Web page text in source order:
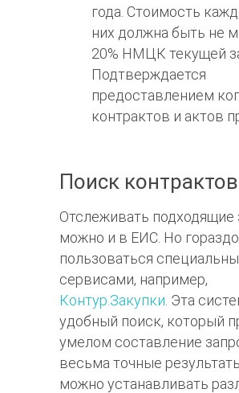
года. Стоимость
них должна быть не
20% НМЦК текущей
Подтверждается
предоставлением
контрактов и актов
Поиск контрактов
Отслеживать подходящие
можно и в ЕИС. Но
пользоваться
сервисами, например,
Контур.Закупки . Эта
удобный поиск, который
умелом составление
весьма точные
можно устанавливать